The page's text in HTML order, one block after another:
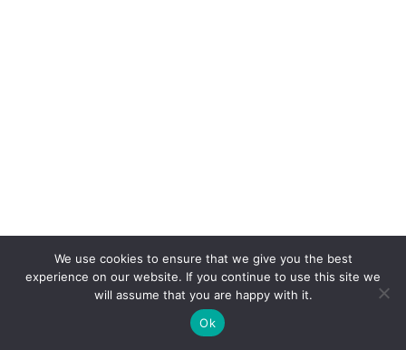
We use cookies to ensure that we give you the best
experience on our website. If you continue to use this site we
will assume that you are happy with it.
Ok